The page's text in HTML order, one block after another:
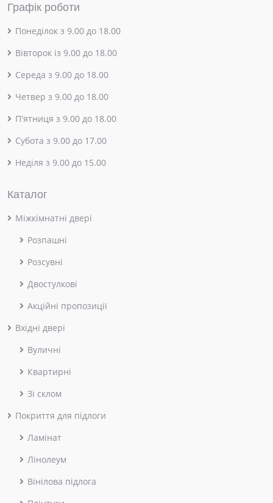
Графік роботи
Понеділок з 9.00 до 18.00
Вівторок із 9.00 до 18.00
Середа з 9.00 до 18.00
Четвер з 9.00 до 18.00
П'ятниця з 9.00 до 18.00
Субота з 9.00 до 17.00
Неділя з 9.00 до 15.00
Каталог
Міжкімнатні двері
Розпашні
Розсувні
Двостулкові
Акційні пропозиції
Вхідні двері
Вуличні
Квартирні
Зі склом
Покриття для підлоги
Ламінат
Лінолеум
Вінілова підлога